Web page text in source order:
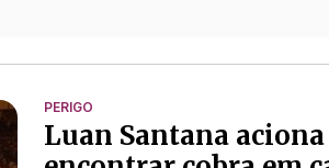
PERIGO
Luan Santana